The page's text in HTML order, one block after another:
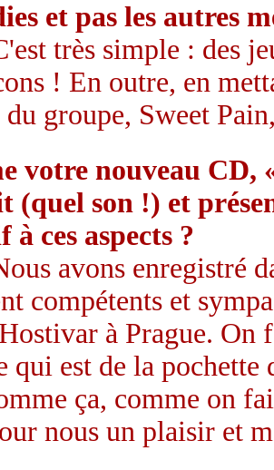
et pas les autres
très simple : des
! En outre, en
groupe, Sweet
votre nouveau CD,
(quel son !) et
à ces aspects ?
avons enregistré
compétents et
à Prague. On
qui est de la
ça, comme on
nous un plaisir et